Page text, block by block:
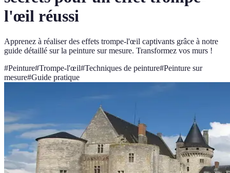
l'œil réussi
Apprenez à réaliser des effets trompe-l'œil captivants grâce à notre
guide détaillé sur la peinture sur mesure. Transformez vos murs !
#Peinture#Trompe-l'œil#Techniques de peinture#Peinture sur
mesure#Guide pratique